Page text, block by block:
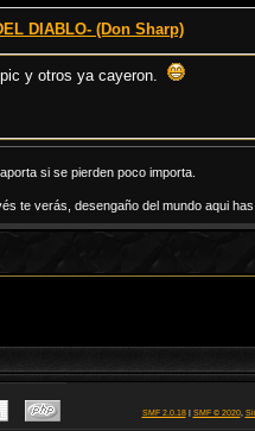
DIABLO- (Don Sharp)
y otros ya cayeron.
si se pierden poco importa.
te verás, desengaño del mundo aqui
SMF 2.0.18| SMF © 2020,